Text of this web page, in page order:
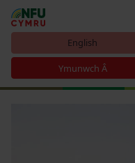
English
Ymunwch Â